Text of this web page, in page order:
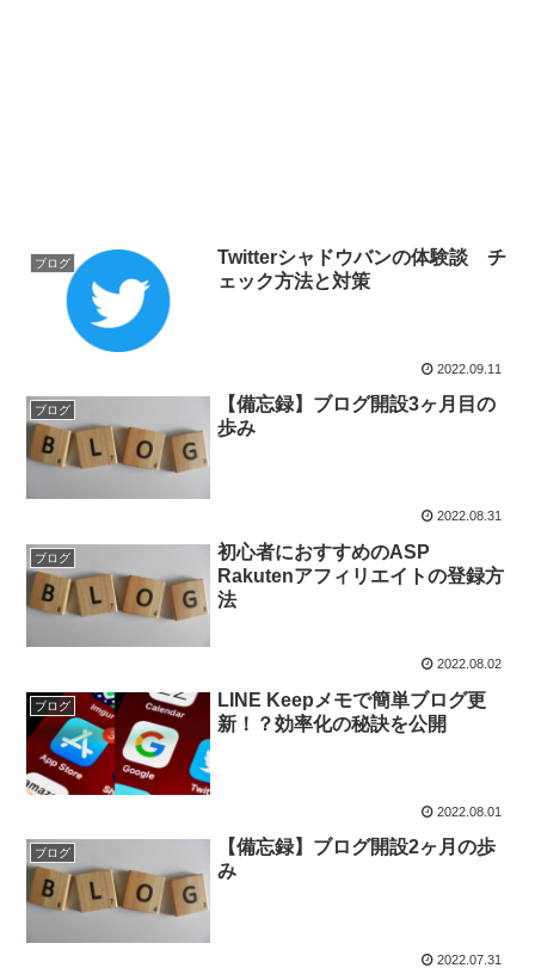
ブログ
Twitterシャドウバンの体験談 チ
ェック方法と対策
2022.09.11
ブログ
【備忘録】ブログ開設3ヶ月目の
歩み
2022.08.31
ブログ
初心者におすすめのASP
Rakutenアフィリエイトの登録方
法
2022.08.02
ブログ
LINE Keepメモで簡単ブログ更
新！？効率化の秘訣を公開
2022.08.01
ブログ
【備忘録】ブログ開設2ヶ月の歩
み
2022.07.31